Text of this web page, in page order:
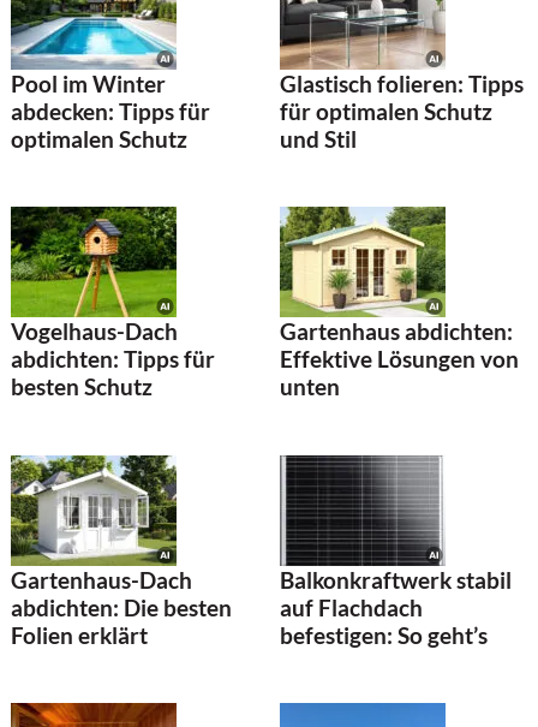
Pool im Winter
abdecken: Tipps für
optimalen Schutz
Glastisch folieren: Tipps
für optimalen Schutz
und Stil
Vogelhaus-Dach
abdichten: Tipps für
besten Schutz
Gartenhaus abdichten:
Effektive Lösungen von
unten
Gartenhaus-Dach
abdichten: Die besten
Folien erklärt
Balkonkraftwerk stabil
auf Flachdach
befestigen: So geht’s